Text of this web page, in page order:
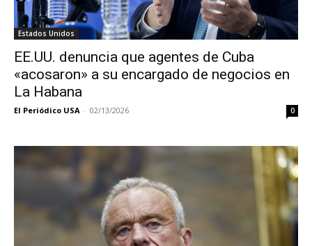
Estados Unidos
EE.UU. denuncia que agentes de Cuba
«acosaron» a su encargado de negocios en
La Habana
El Periódico USA - 02/13/2026 0